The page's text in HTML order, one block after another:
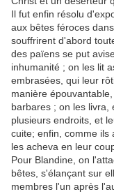
Il fut enfin résolu
aux bêtes féroces
souffrirent d'abord
des païens se put
inhumanité ; on les lit
embrasées, qui leur
manière
barbares ; on les livra,
plusieurs endroits, et
cuite; enfin, comme ils
les acheva en leur
Pour Blandine, on
bêtes, s'élançant sur
membres l'un après